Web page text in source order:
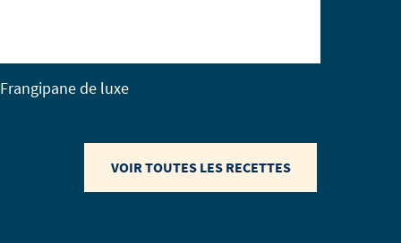
Frangipane de luxe
VOIR TOUTES LES RECETTES